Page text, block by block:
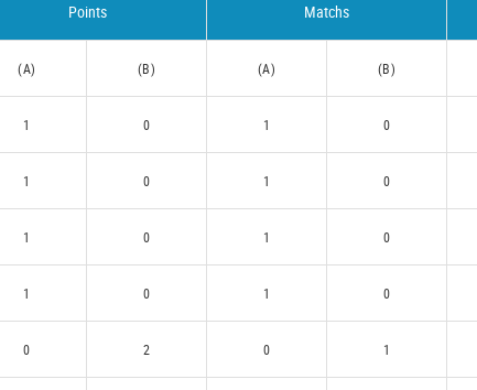
Points Matchs
(A) (B) (A) (B)
1 0 1 0
1 0 1 0
1 0 1 0
1 0 1 0
0 2 0 1